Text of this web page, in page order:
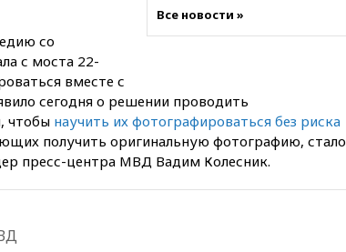
выплатить $567 млн по делу о
вреде психическому
в США
04:00Суд взыскал почти 5 млн
рублей в пользу семьи
отравившегося в детсаду
мальчика
Все новости »
со
с моста 22-
вместе с
сегодня о решении проводить
чтобы научить их фотографироваться без риска
получить оригинальную фотографию, стало
пресс-центра МВД Вадим Колесник.